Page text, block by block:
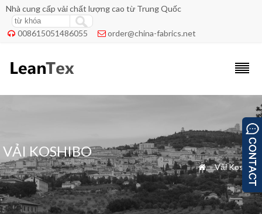
Nhà cung cấp vải chất lượng cao từ Trung Quốc
 008615051486055  order@china-fabrics.net
VẢI KOSHIBO
 »Vải Koshibo